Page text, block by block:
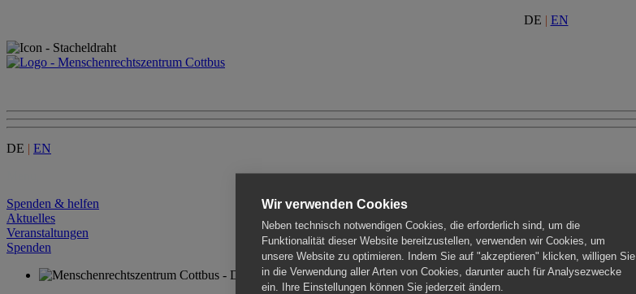
DE | EN
DE | EN
Spenden & helfen
Aktuelles
Veranstaltungen
Spenden
Wir verwenden Cookies
Neben technisch notwendigen Cookies, die erforderlich sind, um die
Funktionalität dieser Website bereitzustellen, verwenden wir Cookies, um
unsere Website zu optimieren. Indem Sie auf "akzeptieren" klicken, willigen Sie
in die Verwendung aller Arten von Cookies, darunter auch für Analysezwecke
ein. Ihre Einstellungen können Sie jederzeit ändern.